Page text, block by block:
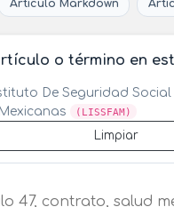
Artículo Markdown
o término en
De Seguridad
(LISSFAM)
Limpiar
o término en